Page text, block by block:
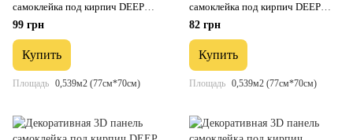
самоклейка под кирпич DEEP
SEA 700х770х5мм (067) SW-
99 грн
Купить
Площадь 0,539м2 (77см*70см)
самоклейка под кирпич DEEP
Yellow 700х770х5мм (068) SW-
82 грн
Купить
Площадь 0,539м2 (77см*70см)